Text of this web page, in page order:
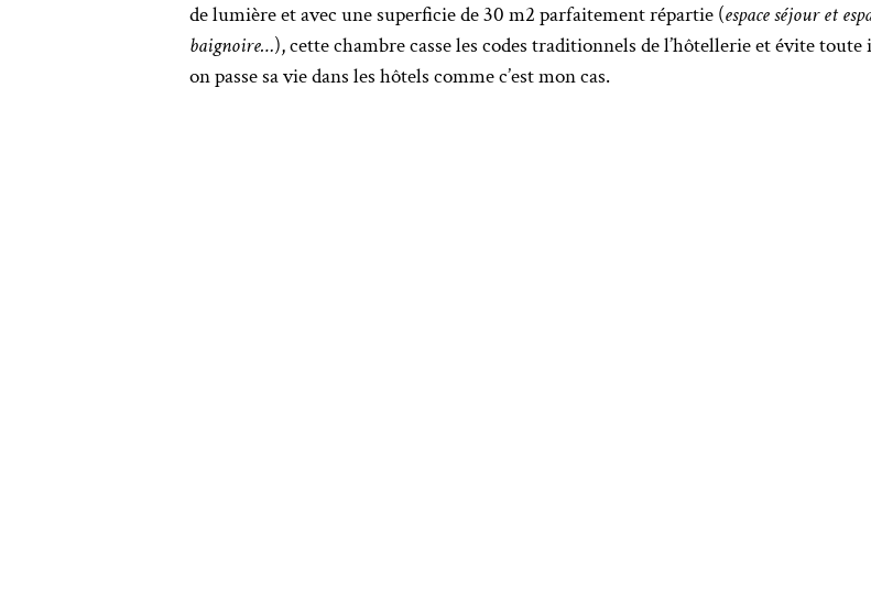
de lumière et avec une superficie de 30 m2 parfaitement répartie (espace séjour et
baignoire…), cette chambre casse les codes traditionnels de l’hôtellerie et évite
on passe sa vie dans les hôtels comme c’est mon cas.